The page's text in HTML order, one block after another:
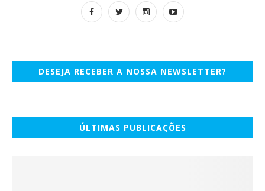
DESEJA RECEBER A NOSSA NEWSLETTER?
ÚLTIMAS PUBLICAÇÕES